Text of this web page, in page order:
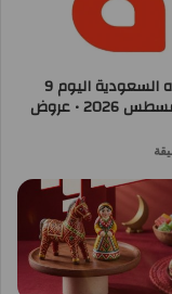
عروض بنده السعودية اليوم 9
حتى 11 اغسطس 2026 • عروض